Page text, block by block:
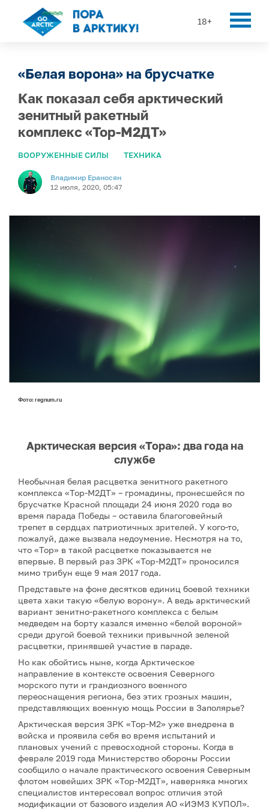
18+
«Белая ворона» на брусчатке
Как показал себя арктический
зенитный ракетный
комплекс «Тор-М2ДТ»
ВООРУЖЕННЫЕ СИЛЫ ТЕХНИКА
Владимир Ераносян
12 июля, 2020, 05:47
Фото: regnum.ru
Арктическая версия «Тора»: два года на
службе
Необычная белая расцветка зенитного ракетного
комплекса «Тор-М2ДТ» – громадины, пронесшейся по
брусчатке Красной площади 24 июня 2020 года во
время парада Победы – оставила благоговейный
трепет в сердцах патриотичных зрителей. У кого-то,
пожалуй, даже вызвала недоумение. Несмотря на то,
что «Тор» в такой расцветке показывается не
впервые. В первый раз ЗРК «Тор-М2ДТ» проносился
мимо трибун еще 9 мая 2017 года.
Представьте на фоне десятков единиц боевой техники
цвета хаки такую «белую ворону». А ведь арктический
вариант зенитно-ракетного комплекса с белым
медведем на борту казался именно «белой вороной»
среди другой боевой техники привычной зеленой
расцветки, принявшей участие в параде.
Но как обойтись ныне, когда Арктическое
направление в контексте освоения Северного
морского пути и грандиозного военного
переоснащения региона, без этих грозных машин,
представляющих военную мощь России в Заполярье?
Арктическая версия ЗРК «Тор-М2» уже внедрена в
войска и проявила себя во время испытаний и
плановых учений с превосходной стороны. Когда в
феврале 2019 года Министерство обороны России
сообщило о начале практического освоения Северным
флотом новейших ЗРК «Тор-М2ДТ», наверняка многих
специалистов интересовал вопрос отличия этой
модификации от базового изделия АО «ИЭМЗ КУПОЛ».